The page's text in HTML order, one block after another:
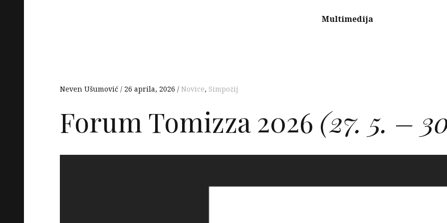
Multimedija
Neven Ušumović 26 aprila, 2026 Novice, Simpozij
Forum Tomizza 2026 (27. 5. –